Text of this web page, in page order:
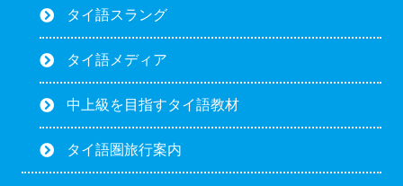
タイ語スラング
タイ語メディア
中上級を目指すタイ語教材
タイ語圏旅行案内